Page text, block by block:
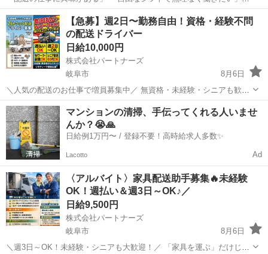
「副業・ダブルワークを探している」 「ミドル・シニアからチャレン
ジしたい」 そんな方におすすめの配送のお仕事です✨ ミドル世代や
定...
岐阜 岐阜市 配送 スタッフ
【急募】週2日〜勤務自由！資格・経験不問
の配送ドライバー
日給10,000円
株式会社パートナーズ
岐阜市
8月6日
＼人気の配送のお仕事で増員募集中／ 無資格・未経験・シニアも歓迎
しています✨ 【主な仕事内容】 （Amazon等）軽量物のルート配送ス
タッフです。 個人宅ではなく、各営業所に配送する形なので 配送の件
数はかなり...
岐阜 岐阜市 積み込み
マンションの清掃、手伝ってくれる人いませ
んか？😭🙏
日給例1万円〜 / 登録不要！高時給求人多数✨
Lacotto Ad
〈アルバイト〉家具配送助手募集🔥未経験
OK！週払い＆週3日～OK♪／
日給9,500円
株式会社パートナーズ
岐阜市
8月6日
＼週3日～OK！未経験・シニアも大歓迎！／ 「家具を運ぶ」だけじゃ